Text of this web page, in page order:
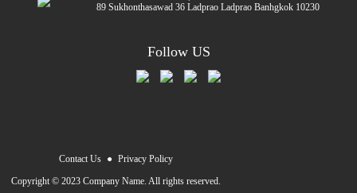
89 Sukhonthasawad 36 Ladprao Ladprao Banhgkok 10230
Follow US
Contact Us ● Privacy Policy
Copyright © 2023 Company Name. All rights reserved.